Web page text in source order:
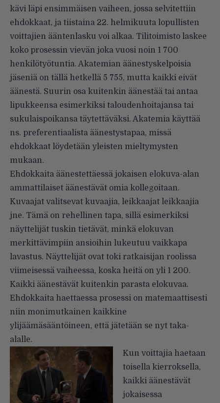
kävi läpi ensimmäisen vaiheen, jossa selvitettiin
ehdokkaat, ja tiistaina 22. helmikuuta lopullisten
voittajien ääntenlasku voi alkaa. Tilitoimisto laskee
koko prosessin vievän joka vuosi noin 1 700
henkilötyötuntia. Akatemian äänestyskelpoisia
jäseniä on tällä hetkellä 5 755, mutta kaikki eivät
äänestä. Suurin osa kuitenkin äänestää tai antaa
lipukkeensa esimerkiksi taloudenhoitajansa tai
sukulaispoikansa täytettäväksi. Akatemia käyttää
ns. preferentiaalista äänestystapaa, missä
ehdokkaat löydetään yleisten mieltymysten
mukaan.
Ehdokkaita äänestettäessä jokaisen elokuva-alan
ammattilaiset äänestävät omia kollegoitaan.
Kuvaajat valitsevat kuvaajia, leikkaajat leikkaajia
jne. Tämä on rehellinen tapa, sillä esimerkiksi
näyttelijät tuskin tietävät, minkä elokuvan
merkittävimpiin ansioihin lukeutuu vaikkapa
lavastus. Näyttelijät ovat toki ratkaisijan roolissa
viimeisessä vaiheessa, koska heitä on yli 1 200.
Kaikki äänestävät kuitenkin parasta elokuvaa.
Ehdokkaita haettaessa prosessi on matemaattisesti
niin monimutkainen kaikkine
ylijäämäsääntöineen, että jätetään se nyt taka-
alalle.
Kun voittajia haetaan
toisella kierroksella,
kaikki äänestävät
jokaisessa